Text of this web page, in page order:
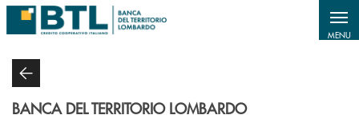
Salta al contenuto principale
MENU
BANCA DEL TERRITORIO LOMBARDO